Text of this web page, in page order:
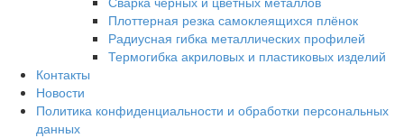
Плоттерная резка самоклеящихся плёнок
Радиусная гибка металлических профилей
Термогибка акриловых и пластиковых изделий
Контакты
Новости
Политика конфиденциальности и обработки персональных
данных